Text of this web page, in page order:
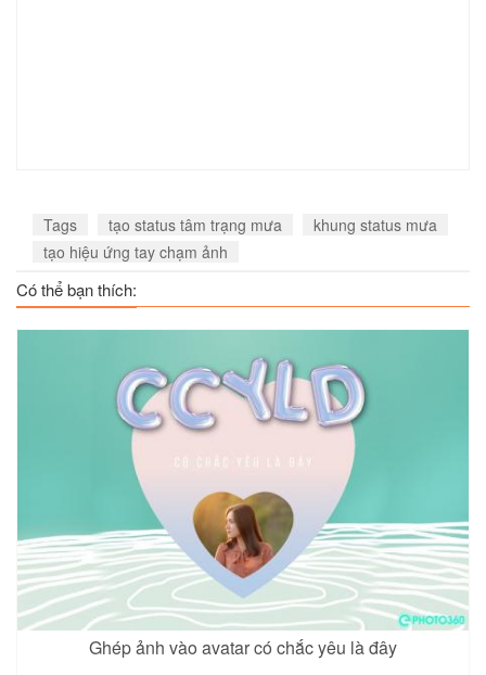
Tags tạo status tâm trạng mưa
khung status mưa
tạo hiệu ứng tay chạm ảnh
Có thể bạn thích:
Ghép ảnh vào avatar có chắc yêu là đây